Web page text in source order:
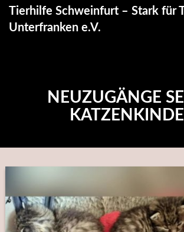
Skip
content
Tierhilfe Schweinfurt – Stark für
Unterfranken e.V.
NEUZUGÄNGE